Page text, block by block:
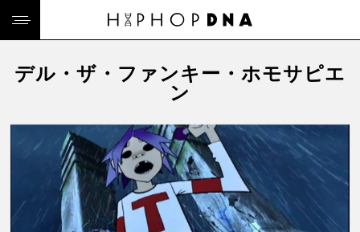
デル・ザ・ファンキー・ホモサピエ
ン